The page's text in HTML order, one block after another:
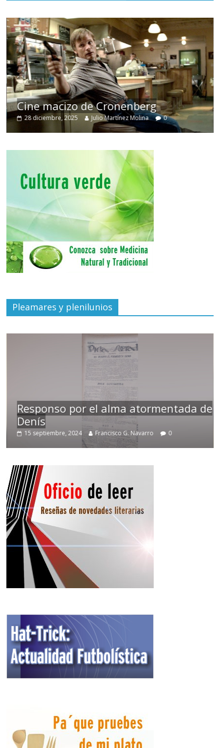
macizo de Cronenberg
28 diciembre, 2025 Julio Martínez Molina 0
El
30
Pleamares y plenilunios
Responso por el alma atormentada de
Denís
15 septiembre, 2024 Francisco G. Navarro 0